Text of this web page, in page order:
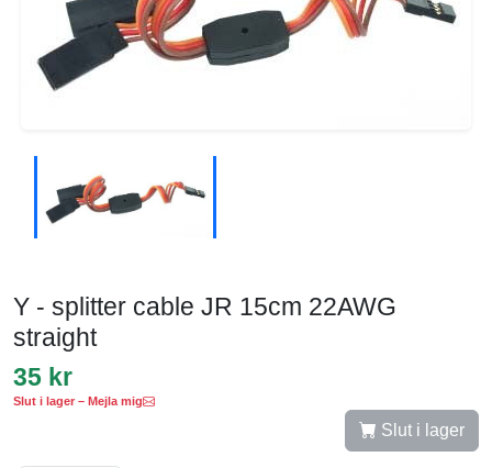
Y - splitter cable JR 15cm 22AWG
straight
35 kr
Slut i lager – Mejla mig
Slut i lager